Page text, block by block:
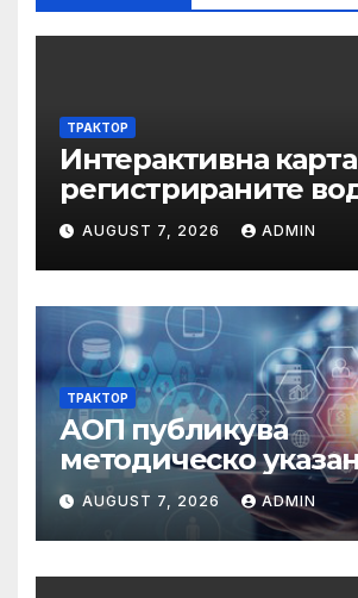
ТРАКТОР
Интерактивна
регистрираните
бази по
летния сезон на
AUGUST 7, 2026 ADMIN
ТРАКТОР
АОП публикува
методическо
връзка с промени в
основанията за
задължително
отстраняване на
AUGUST 7, 2026 ADMIN